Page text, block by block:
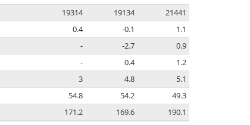
19314 19134
21441
0.4 -0.1
1.1
- -2.7
0.9
- 0.4
1.2
3 4.8
5.1
54.8 54.2
49.3
171.2 169.6 190.1